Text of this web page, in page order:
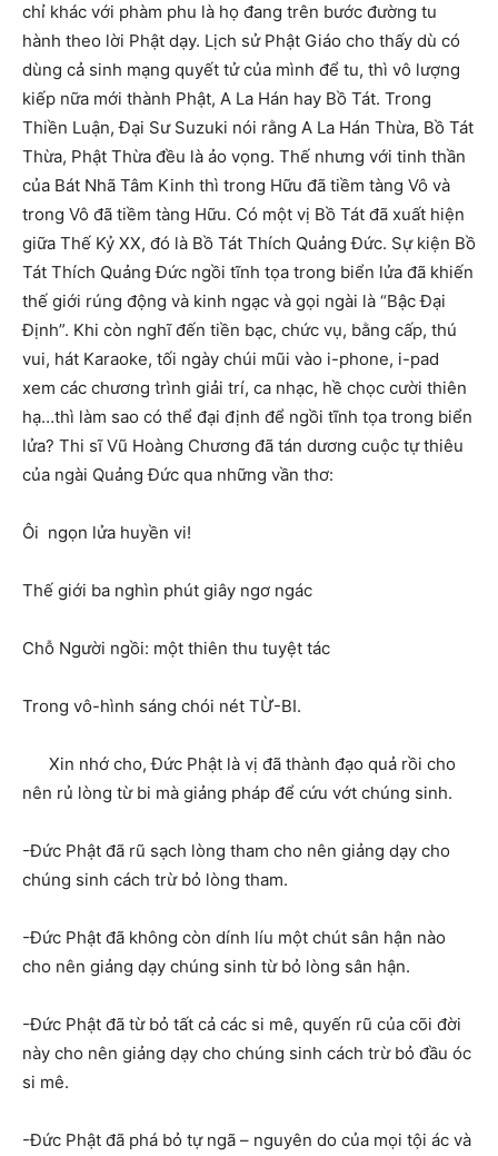
chỉ khác với phàm phu là họ đang trên bước đường tu
hành theo lời Phật dạy. Lịch sử Phật Giáo cho thấy dù có
dùng cả sinh mạng quyết tử của mình để tu, thì vô lượng
kiếp nữa mới thành Phật, A La Hán hay Bồ Tát. Trong
Thiền Luận, Đại Sư Suzuki nói rằng A La Hán Thừa, Bồ Tát
Thừa, Phật Thừa đều là ảo vọng. Thế nhưng với tinh thần
của Bát Nhã Tâm Kinh thì trong Hữu đã tiềm tàng Vô và
trong Vô đã tiềm tàng Hữu. Có một vị Bồ Tát đã xuất hiện
giữa Thế Kỷ XX, đó là Bồ Tát Thích Quảng Đức. Sự kiện Bồ
Tát Thích Quảng Đức ngồi tĩnh tọa trong biển lửa đã khiến
thế giới rúng động và kinh ngạc và gọi ngài là “Bậc Đại
Định”. Khi còn nghĩ đến tiền bạc, chức vụ, bằng cấp, thú
vui, hát Karaoke, tối ngày chúi mũi vào i-phone, i-pad
xem các chương trình giải trí, ca nhạc, hề chọc cười thiên
hạ…thì làm sao có thể đại định để ngồi tĩnh tọa trong biển
lửa? Thi sĩ Vũ Hoàng Chương đã tán dương cuộc tự thiêu
của ngài Quảng Đức qua những vần thơ:
Ôi ngọn lửa huyền vi!
Thế giới ba nghìn phút giây ngơ ngác
Chỗ Người ngồi: một thiên thu tuyệt tác
Trong vô-hình sáng chói nét TỪ-BI.
Xin nhớ cho, Đức Phật là vị đã thành đạo quả rồi cho
nên rủ lòng từ bi mà giảng pháp để cứu vớt chúng sinh.
-Đức Phật đã rũ sạch lòng tham cho nên giảng dạy cho
chúng sinh cách trừ bỏ lòng tham.
-Đức Phật đã không còn dính líu một chút sân hận nào
cho nên giảng dạy chúng sinh từ bỏ lòng sân hận.
-Đức Phật đã từ bỏ tất cả các si mê, quyến rũ của cõi đời
này cho nên giảng dạy cho chúng sinh cách trừ bỏ đầu óc
si mê.
-Đức Phật đã phá bỏ tự ngã – nguyên do của mọi tội ác và